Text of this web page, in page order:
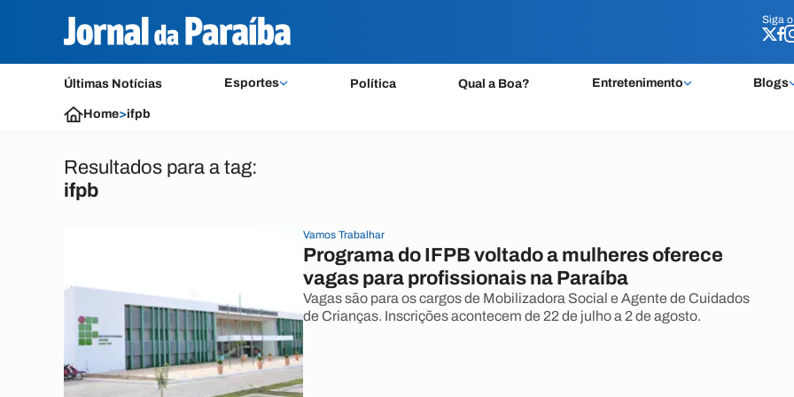
Siga o
Últimas Notícias Esportes Política Qual a Boa? Entretenimento Blogs
Siga o
Home>ifpb
Resultados para a tag:
ifpb
Vamos Trabalhar
Programa do IFPB voltado a mulheres oferece
vagas para profissionais na Paraíba
Vagas são para os cargos de Mobilizadora Social e Agente de Cuidados
de Crianças. Inscrições acontecem de 22 de julho a 2 de agosto.